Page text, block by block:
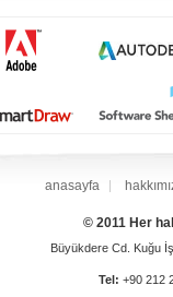
anasayfa
© 2011 Her
Büyükdere Cd. Kuğu
Tel: +90 212